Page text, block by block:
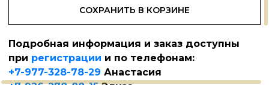
СОХРАНИТЬ В КОРЗИНЕ
Подробная информация и заказ доступны
при регистрации и по телефонам:
+7-977-328-78-29 Анастасия